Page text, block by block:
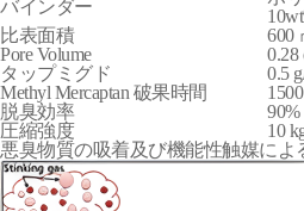
バインダー
比表面積
600
Pore Volume
0.28
タップミグド
0.5
Methyl Mercaptan 破果時間
脱臭効率
90%
圧縮強度
10
悪臭物質の吸着及び機能性触媒によ